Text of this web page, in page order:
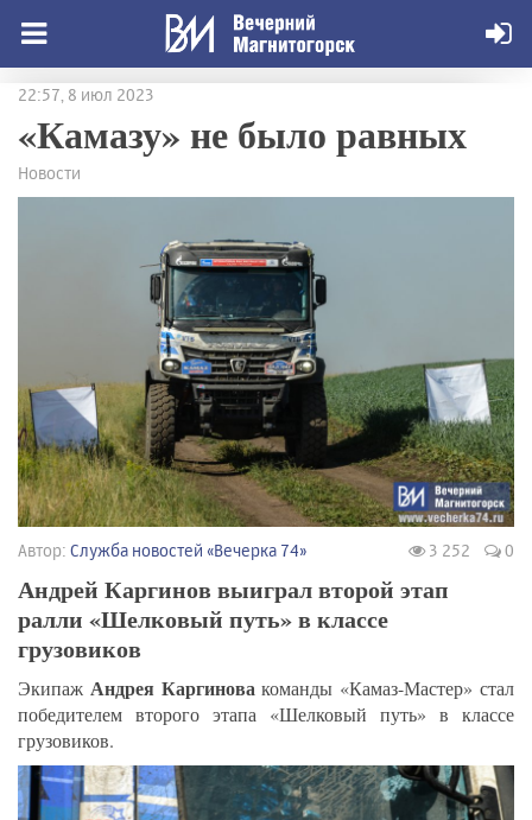
22:57, 8 июл 2023
«Камазу» не было равных
Новости
Автор: Служба новостей «Вечерка 74» 3 252 0
Андрей Каргинов выиграл второй этап
ралли «Шелковый путь» в классе
грузовиков
Экипаж Андрея Каргиновакоманды «Камаз-Мастер» стал
победителем второго этапа «Шелковый путь» в классе
грузовиков.